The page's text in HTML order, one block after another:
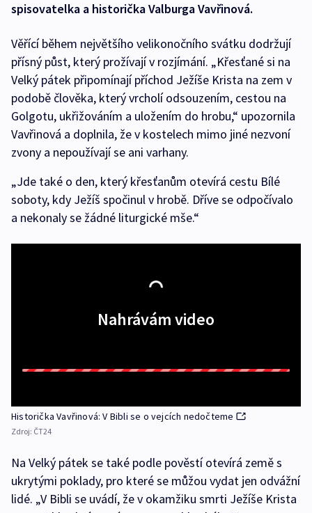
spisovatelka a historička Valburga Vavřinová.
Věřící během největšího velikonočního svátku dodržují
přísný půst, který prožívají v rozjímání. „Křesťané si na
Velký pátek připomínají příchod Ježíše Krista na zem v
podobě člověka, který vrcholí odsouzením, cestou na
Golgotu, ukřižováním a uložením do hrobu,“ upozornila
Vavřinová a doplnila, že v kostelech mimo jiné nezvoní
zvony a nepoužívají se ani varhany.
„Jde také o den, který křesťanům otevírá cestu Bílé
soboty, kdy Ježíš spočinul v hrobě. Dříve se odpočívalo
a nekonaly se žádné liturgické mše.“
Nahrávám video
Historička Vavřinová: V Bibli se o vejcích nedočteme
Zdroj: ČT24
Na Velký pátek se také podle pověstí otevírá země s
ukrytými poklady, pro které se můžou vydat jen odvážní
lidé. „V Bibli se uvádí, že v okamžiku smrti Ježíše Krista